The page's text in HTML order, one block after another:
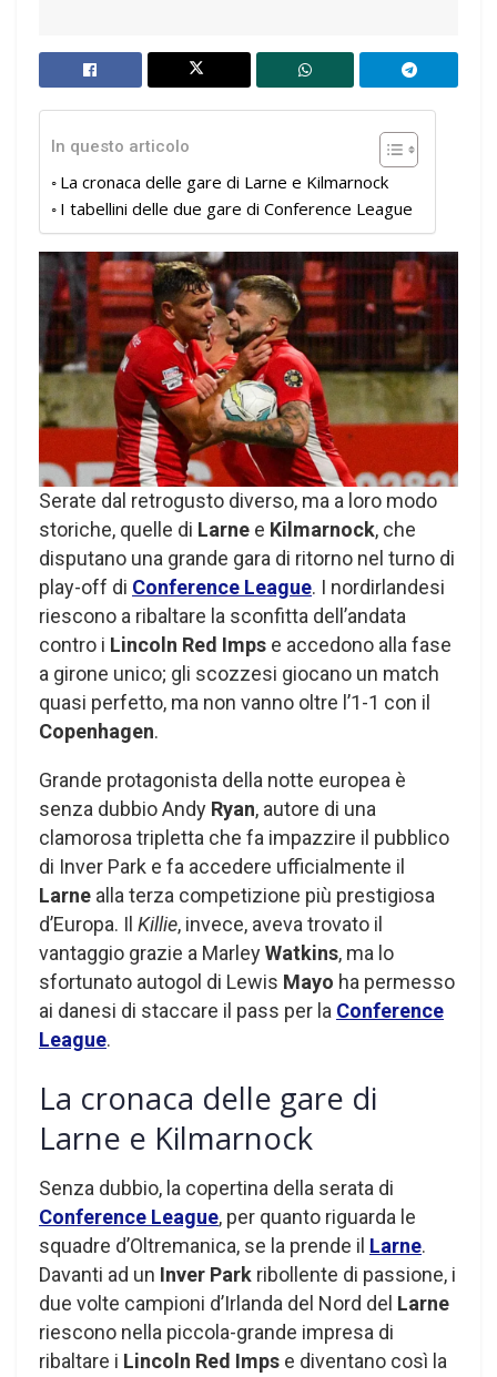
In questo articolo
La cronaca delle gare di Larne e Kilmarnock
I tabellini delle due gare di Conference League
Serate dal retrogusto diverso, ma a loro modo
storiche, quelle di Larne e Kilmarnock, che
disputano una grande gara di ritorno nel turno di
play-off di Conference League. I nordirlandesi
riescono a ribaltare la sconfitta dell’andata
contro i Lincoln Red Imps e accedono alla fase
a girone unico; gli scozzesi giocano un match
quasi perfetto, ma non vanno oltre l’1-1 con il
Copenhagen.
Grande protagonista della notte europea è
senza dubbio Andy Ryan, autore di una
clamorosa tripletta che fa impazzire il pubblico
di Inver Park e fa accedere ufficialmente il
Larne alla terza competizione più prestigiosa
d’Europa. Il Killie, invece, aveva trovato il
vantaggio grazie a MarleyWatkins, ma lo
sfortunato autogol di Lewis Mayo ha permesso
ai danesi di staccare il pass per la Conference
League.
La cronaca delle gare di
Larne e Kilmarnock
Senza dubbio, la copertina della serata di
Conference League, per quanto riguarda le
squadre d’Oltremanica, se la prende il Larne.
Davanti ad un Inver Park ribollente di passione, i
due volte campioni d’Irlanda del Nord del Larne
riescono nella piccola-grande impresa di
ribaltare i Lincoln Red Imps e diventano così la